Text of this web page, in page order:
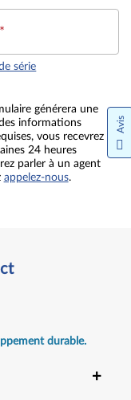
série
générera une
informations
vous recevrez
24 heures
parler à un agent
appelez-nous.
durable.
+
Avis